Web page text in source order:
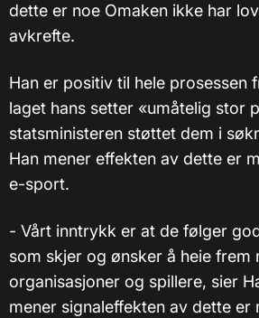
dette er noe Omaken ikke har
avkrefte.
Han er positiv til hele prosessen
laget hans setter «umåtelig stor
statsministeren støttet dem i
Han mener effekten av dette er
e-sport.
- Vårt inntrykk er at de følger
som skjer og ønsker å heie frem
organisasjoner og spillere, sier
mener signaleffekten av dette er